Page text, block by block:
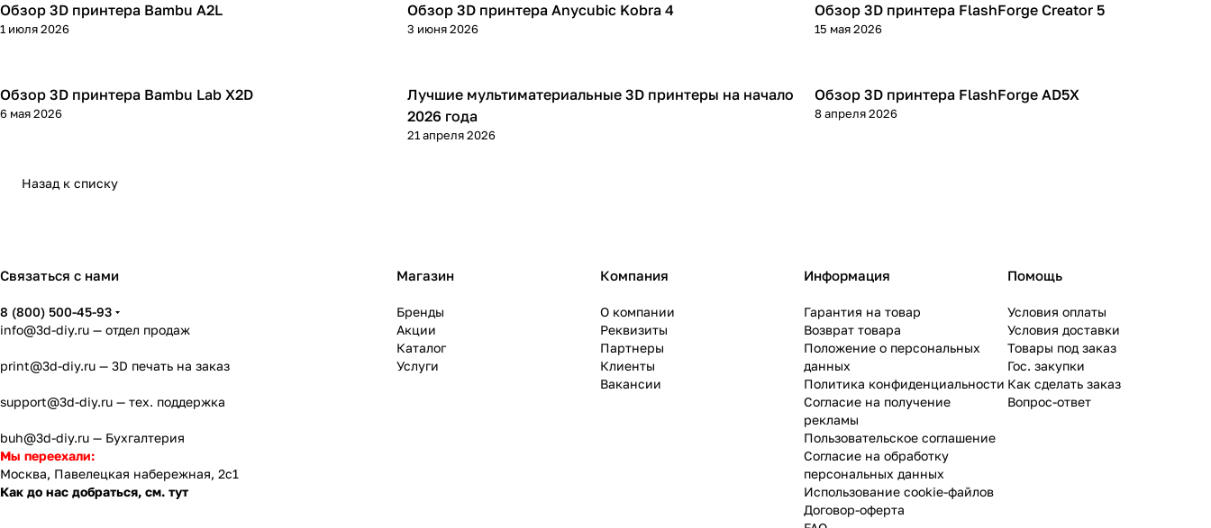
3D принтеры
Обзор 3D принтера Bambu A2L
1 июля 2026
3D принтеры
Обзор 3D принтера Anycubic Kobra 4
3 июня 2026
3D принтеры
Обзор 3D принтера FlashForge Creator 5
15 мая 2026
3D принтеры
Обзор 3D принтера Bambu Lab X2D
6 мая 2026
3D принтеры
Лучшие мультиматериальные 3D принтеры на начало
2026 года
21 апреля 2026
3D принтеры
Обзор 3D принтера FlashForge AD5X
8 апреля 2026
Назад к списку
Связаться с нами
8 (800) 500-45-93
info@3d-diy.ru — отдел продаж
print@3d-diy.ru — 3D печать на заказ
support@3d-diy.ru — тех. поддержка
buh@3d-diy.ru — Бухгалтерия
Мы переехали:
Москва, Павелецкая набережная, 2с1
Как до нас добраться, см. тут
Магазин
Бренды
Акции
Каталог
Услуги
Компания
О компании
Реквизиты
Партнеры
Клиенты
Вакансии
Информация
Гарантия на товар
Возврат товара
Положение о персональных
данных
Политика конфиденциальности
Согласие на получение
рекламы
Пользовательское соглашение
Согласие на обработку
персональных данных
Использование cookie-файлов
Договор-оферта
Помощь
Условия оплаты
Условия доставки
Товары под заказ
Гос. закупки
Как сделать заказ
Вопрос-ответ